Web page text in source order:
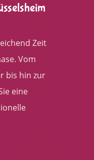
Zeit
Vom
bis hin zur
eine